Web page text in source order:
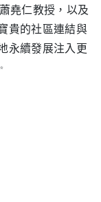
堯仁教授，以及
貴的社區連結與
永續發展注入更